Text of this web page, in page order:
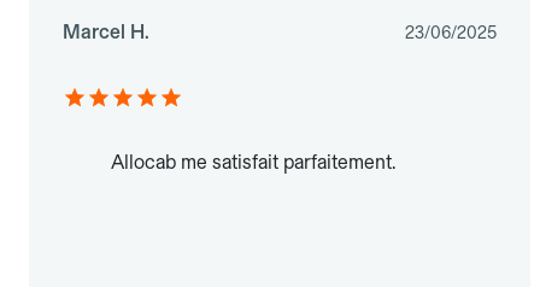
Marcel H. 23/06/2025
Allocab me satisfait parfaitement.